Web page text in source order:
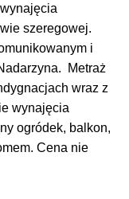
szeregowej.
i
Metraż
wraz z
wynajęcia
ogródek, balkon,
Cena nie